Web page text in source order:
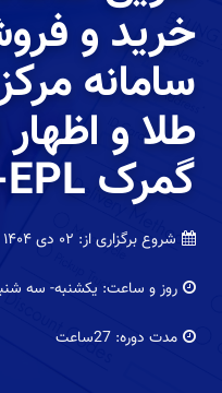
خرید و
سامانه
طلا و اظهار
گمرک EPL-کد123
شروع برگزاری از: ۰۲ دی ۱۴۰۴
روز و ساعت: یکشنبه- سه شنبه.
مدت دوره: 27ساعت